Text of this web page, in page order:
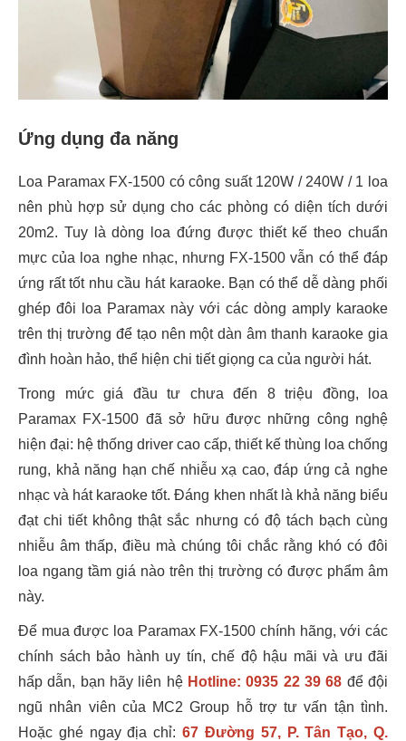
Ứng dụng đa năng
Loa Paramax FX-1500 có công suất 120W / 240W / 1 loa
nên phù hợp sử dụng cho các phòng có diện tích dưới
20m2. Tuy là dòng loa đứng được thiết kế theo chuẩn
mực của loa nghe nhạc, nhưng FX-1500 vẫn có thể đáp
ứng rất tốt nhu cầu hát karaoke. Bạn có thể dễ dàng phối
ghép đôi loa Paramax này với các dòng amply karaoke
trên thị trường để tạo nên một dàn âm thanh karaoke gia
đình hoàn hảo, thể hiện chi tiết giọng ca của người hát.
Trong mức giá đầu tư chưa đến 8 triệu đồng, loa
Paramax FX-1500 đã sở hữu được những công nghệ
hiện đại: hệ thống driver cao cấp, thiết kế thùng loa chống
rung, khả năng hạn chế nhiễu xạ cao, đáp ứng cả nghe
nhạc và hát karaoke tốt. Đáng khen nhất là khả năng biểu
đạt chi tiết không thật sắc nhưng có độ tách bạch cùng
nhiễu âm thấp, điều mà chúng tôi chắc rằng khó có đôi
loa ngang tầm giá nào trên thị trường có được phẩm âm
này.
Để mua được loa Paramax FX-1500 chính hãng, với các
chính sách bảo hành uy tín, chế độ hậu mãi và ưu đãi
hấp dẫn, bạn hãy liên hệ Hotline: 0935 22 39 68 để đội
ngũ nhân viên của MC2 Group hỗ trợ tư vấn tận tình.
Hoặc ghé ngay địa chỉ:67 Đường 57, P. Tân Tạo, Q.